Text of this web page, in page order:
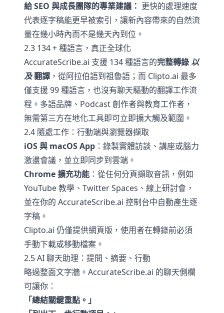
給 SEO 與成長團隊的專業建議： 更快的處理速度
代表逐字稿能更早被索引，讓新內容帶來的自然流
量在幾小時內而不是幾天內到位。
2.3 134 + 種語言，真正全球化
AccurateScribe.ai 支援 134 種語言的完整轉錄 以
及翻譯 ，從阿拉伯語到祖魯語；而 Clipto.ai 最多
僅支援 99 種語言，也沒有聊天驅動的翻譯工作流
程。多語品牌、Podcast 創作者與教育工作者，
無需第三方在地化工具即可立即擴大觸及範圍。
2.4 隨處工作：行動端與瀏覽器擷取
iOS 與 macOS App ：錄製實體訪談、講座或腦力
激盪會議，並立即同步到雲端。
Chrome 擴充功能 ：從任何分頁擷取音訊，例如
YouTube 教學、Twitter Spaces、線上研討會，
並在你的 AccurateScribe.ai 控制台中自動產生逐
字稿。
Clipto.ai 仍僅提供網頁版，使用者在轉錄前必須
手動下載或移動檔案。
2.5 AI 聊天助理：提問、摘要、行動
略過整面文字牆。AccurateScribe.ai 的聊天側欄
可讓你：
「總結關鍵重點。」